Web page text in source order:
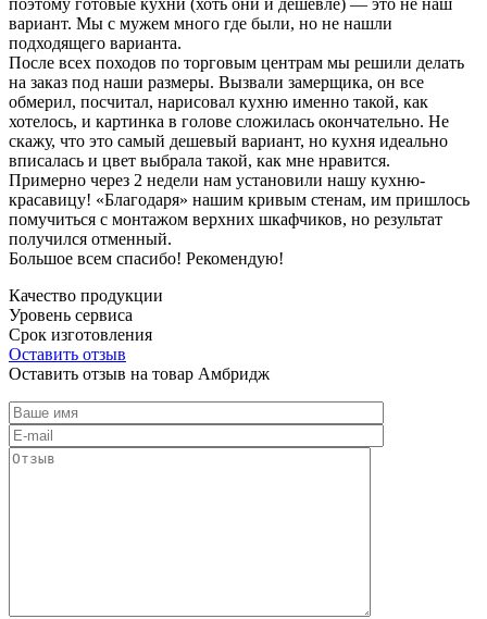
вариант. Мы с мужем много где были, но не нашли
подходящего варианта.
После всех походов по торговым центрам мы решили делать
на заказ под наши размеры. Вызвали замерщика, он все
обмерил, посчитал, нарисовал кухню именно такой, как
хотелось, и картинка в голове сложилась окончательно. Не
скажу, что это самый дешевый вариант, но кухня идеально
вписалась и цвет выбрала такой, как мне нравится.
Примерно через 2 недели нам установили нашу кухню-
красавицу! «Благодаря» нашим кривым стенам, им пришлось
помучиться с монтажом верхних шкафчиков, но результат
получился отменный.
Большое всем спасибо! Рекомендую!
Качество продукции
Уровень сервиса
Срок изготовления
Оставить отзыв
Оставить отзыв на товар Амбридж